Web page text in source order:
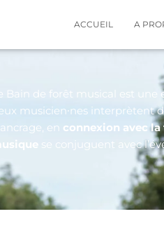
ACCUEIL A
Bain de forêt musical est
musicien∙nes interprètent
en connexion avec
se conjuguent avec